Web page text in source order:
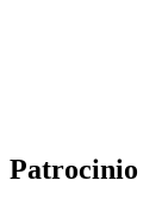
Patrocinio